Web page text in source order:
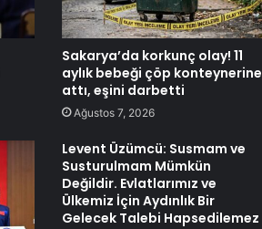
Sakarya’da korkunç olay! 11
aylık bebeği çöp konteynerine
attı, eşini darbetti
Ağustos 7, 2026
Levent Üzümcü: Susmam ve
Susturulmam Mümkün
Değildir. Evlatlarımız ve
Ülkemiz İçin Aydınlık Bir
Gelecek Talebi Hapsedilemez